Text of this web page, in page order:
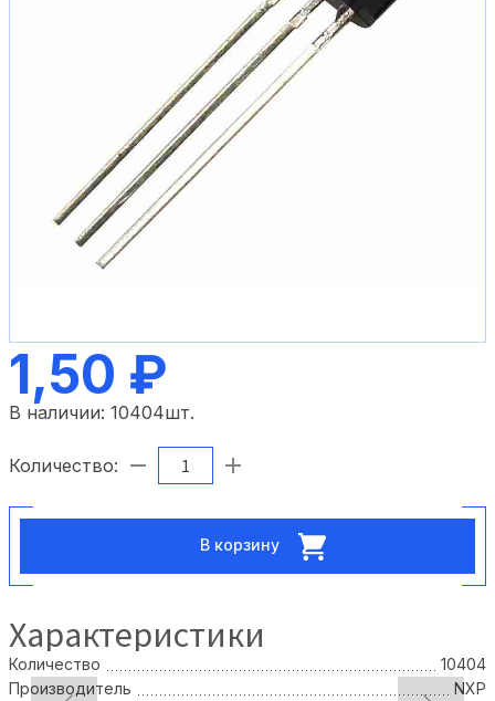
1,50 ₽
В наличии: 10404шт.
Количество:
В корзину
Характеристики
Количество
10404
Производитель
NXP